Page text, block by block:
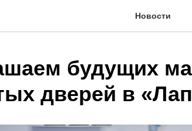
Новости
будущих
дверей в